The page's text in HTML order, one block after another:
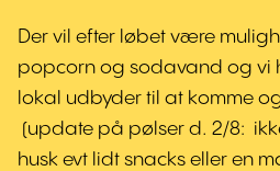
Der vil efter løbet være
popcorn og sodavand og vi
lokal udbyder til at komme
(update på pølser d. 2/8:
husk evt lidt snacks eller en